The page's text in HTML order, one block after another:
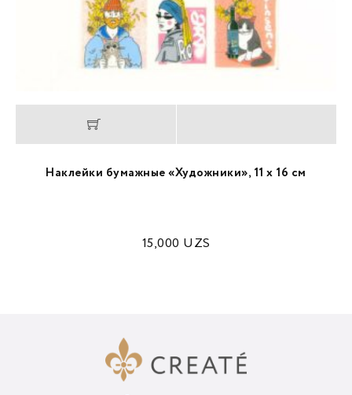
Наклейки бумажные «Художники», 11 х 16 см
15,000 UZS